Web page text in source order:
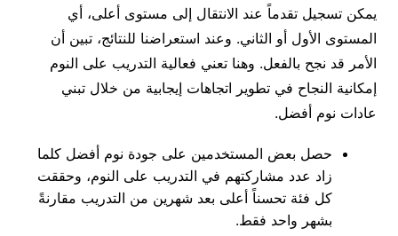
يمكن تسجيل تقدماً عند الانتقال إلى مستوى أعلى، أي
المستوى الأول أو الثاني. وعند استعراضنا للنتائج، تبين أن
الأمر قد نجح بالفعل. وهنا تعني فعالية التدريب على النوم
إمكانية النجاح في تطوير اتجاهات إيجابية من خلال تبني
عادات نوم أفضل.
حصل بعض المستخدمين على جودة نوم أفضل كلما
زاد عدد مشاركتهم في التدريب على النوم، وحققت
كل فئة تحسناً أعلى بعد شهرين من التدريب مقارنةً
بشهر واحد فقط.